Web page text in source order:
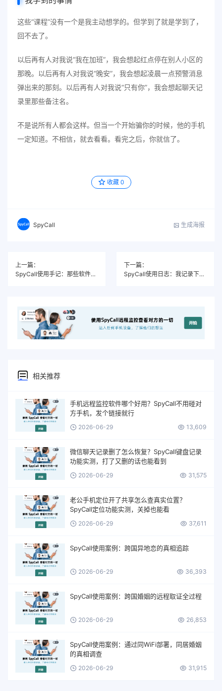
这些“课程”没有一个是我主动想学的。但学到了就是学到了，
回不去了。
以后再有人对我说“我在加班”，我会想起红点停在别人小区的
那晚。以后再有人对我说“晚安”，我会想起凌晨一点预警消息
弹出来的那刻。以后再有人对我说“只有你”，我会想起聊天记
录里那些备注名。
不是说所有人都会这样。但当一个开始骗你的时候，他的手机
一定知道。不相信，就去看看。看完之后，你就信了。
收藏 0
SpyCall 生成海报
上一篇：
SpyCall使用手记：那些软件帮我记录下来的瞬间
下一篇：
SpyCall使用日志：我记录下的每一个证据
相关推荐
手机远程监控软件哪个好用？SpyCall不用碰对
方手机，发个链接就行
2026-06-29 13,609
微信聊天记录删了怎么恢复？SpyCall键盘记录
功能实测，打了又删的话也能看到
2026-06-29 31,575
老公手机定位开了共享怎么查真实位置？
SpyCall定位功能实测，关掉也能看
2026-06-29 37,611
SpyCall使用案例：跨国异地恋的真相追踪
2026-06-29 36,393
SpyCall使用案例：跨国婚姻的远程取证全过程
2026-06-29 26,853
SpyCall使用案例：通过同WiFi部署，同居婚姻
的真相调查
2026-06-29 31,915